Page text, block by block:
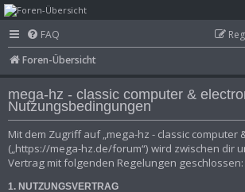
mega-hz - classic
computer &
electronics
FAQ
Foren-Übersicht
mega-hz - classic computer &
Nutzungsbedingungen
Mit dem Zugriff auf „mega-hz - classic computer
(„https://mega-hz.de/forum“) wird zwischen dir
Vertrag mit folgenden Regelungen geschlossen:
1. NUTZUNGSVERTRAG